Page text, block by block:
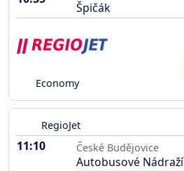
Špičák
Economy
RegioJet
11:10 České Budějovice
Autobusové Nádraží